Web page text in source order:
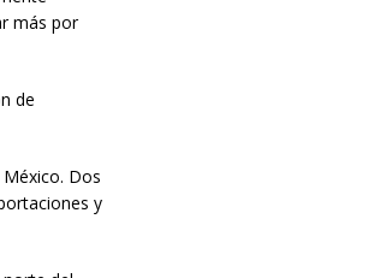
más por
de
Dos
y